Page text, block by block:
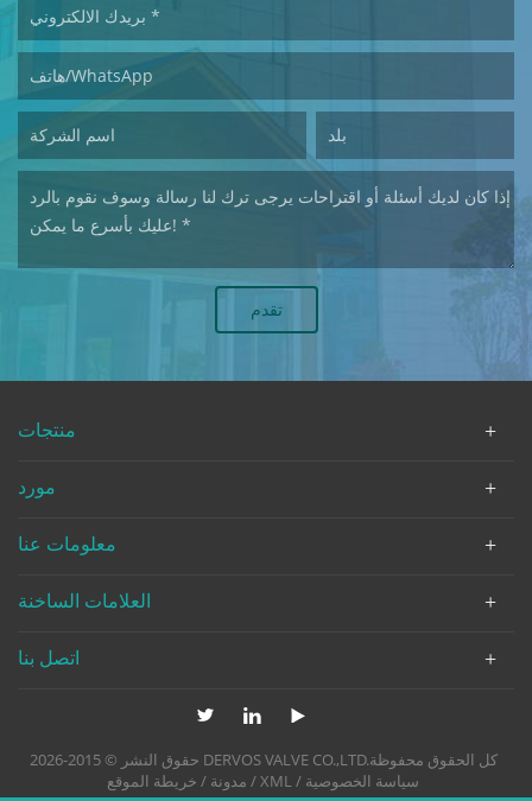
منتجات
مورد
معلومات عنا
العلامات الساخنة
اتصل بنا
حقوق النشر © 2015-2026 DERVOS VALVE CO.,LTD.كل الحقوق محفوظة
مدونة / خريطة الموقع /XML/ سياسة الخصوصية